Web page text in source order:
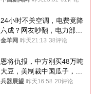
24小时不关空调，电费竟降
六成？网友吵翻，电力部门
回应→
金羊网 昨天21:13 38评论
恩将仇报，中方刚买48万吨
大豆，美制裁中国瓜子，布
林肯措辞变了
兵器展望 昨天16:58 20评论